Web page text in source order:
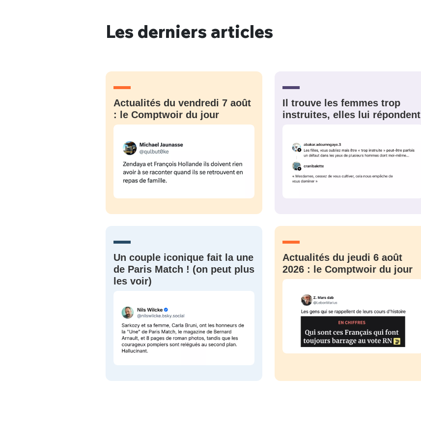
Les derniers articles
Actualités du vendredi 7 août
: le Comptwoir du jour
Il trouve les femmes trop
instruites, elles lui répondent
Un couple iconique fait la une
de Paris Match ! (on peut plus
les voir)
Actualités du jeudi 6 août
2026 : le Comptwoir du jour
PSEUDO*
EMAIL*
PASSWORD*
PSEUDO
VOTRE PARTICIPATION
Que souhaitez-vous proposer ?
Quelques
tweets
Ma propre
sélection